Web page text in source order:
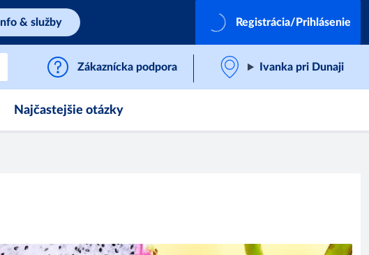
Info & služby Registrácia/Prihlásenie
Zákaznícka podpora Ivanka pri Dunaji
Najčastejšie otázky